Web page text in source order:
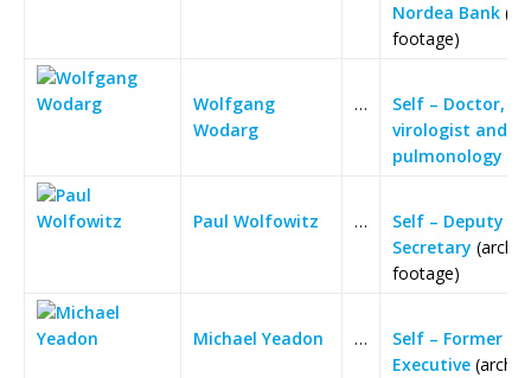
Nordea Bank
footage)
Wolfgang
Wodarg
…
Self – Doctor,
virologist and
pulmonology
Paul Wolfowitz …
Self – Deputy
Secretary
footage)
Michael Yeadon …
Self – Former
Executive